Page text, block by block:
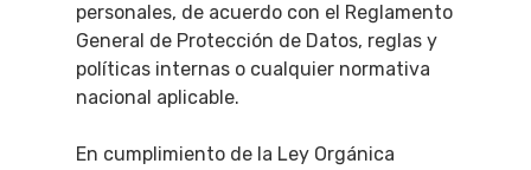
personales, de acuerdo con el Reglamento
General de Protección de Datos, reglas y
políticas internas o cualquier normativa
nacional aplicable.
En cumplimiento de la Ley Orgánica